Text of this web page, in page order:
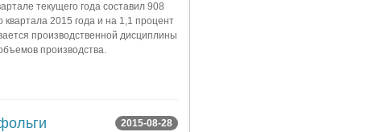
текущего года составил 908
2015 года и на 1,1 процент
производственной дисциплины
производства.
2015-08-28